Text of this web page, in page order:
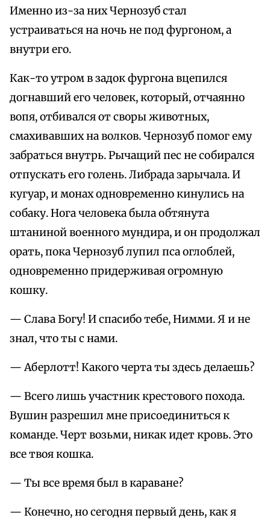
Именно из-за них Чернозуб стал
устраиваться на ночь не под фургоном, а
внутри его.
Как-то утром в задок фургона вцепился
догнавший его человек, который, отчаянно
вопя, отбивался от своры животных,
смахивавших на волков. Чернозуб помог ему
забраться внутрь. Рычащий пес не собирался
отпускать его голень. Либрада зарычала. И
кугуар, и монах одновременно кинулись на
собаку. Нога человека была обтянута
штаниной военного мундира, и он продолжал
орать, пока Чернозуб лупил пса оглоблей,
одновременно придерживая огромную
кошку.
— Слава Богу! И спасибо тебе, Нимми. Я и не
знал, что ты с нами.
— Аберлотт! Какого черта ты здесь делаешь?
— Всего лишь участник крестового похода.
Вушин разрешил мне присоединиться к
команде. Черт возьми, никак идет кровь. Это
все твоя кошка.
— Ты все время был в караване?
— Конечно, но сегодня первый день, как я